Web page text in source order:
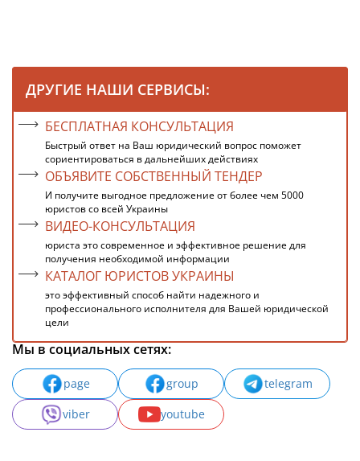
ДРУГИЕ НАШИ СЕРВИСЫ:
БЕСПЛАТНАЯ КОНСУЛЬТАЦИЯ
Быстрый ответ на Ваш юридический вопрос поможет
сориентироваться в дальнейших действиях
ОБЪЯВИТЕ СОБСТВЕННЫЙ ТЕНДЕР
И получите выгодное предложение от более чем 5000
юристов со всей Украины
ВИДЕО-КОНСУЛЬТАЦИЯ
юриста это современное и эффективное решение для
получения необходимой информации
КАТАЛОГ ЮРИСТОВ УКРАИНЫ
это эффективный способ найти надежного и
профессионального исполнителя для Вашей юридической
цели
Мы в социальных сетях:
page group
telegram
viber
youtube